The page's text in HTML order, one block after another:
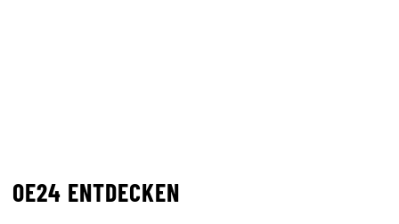
OE24 ENTDECKEN